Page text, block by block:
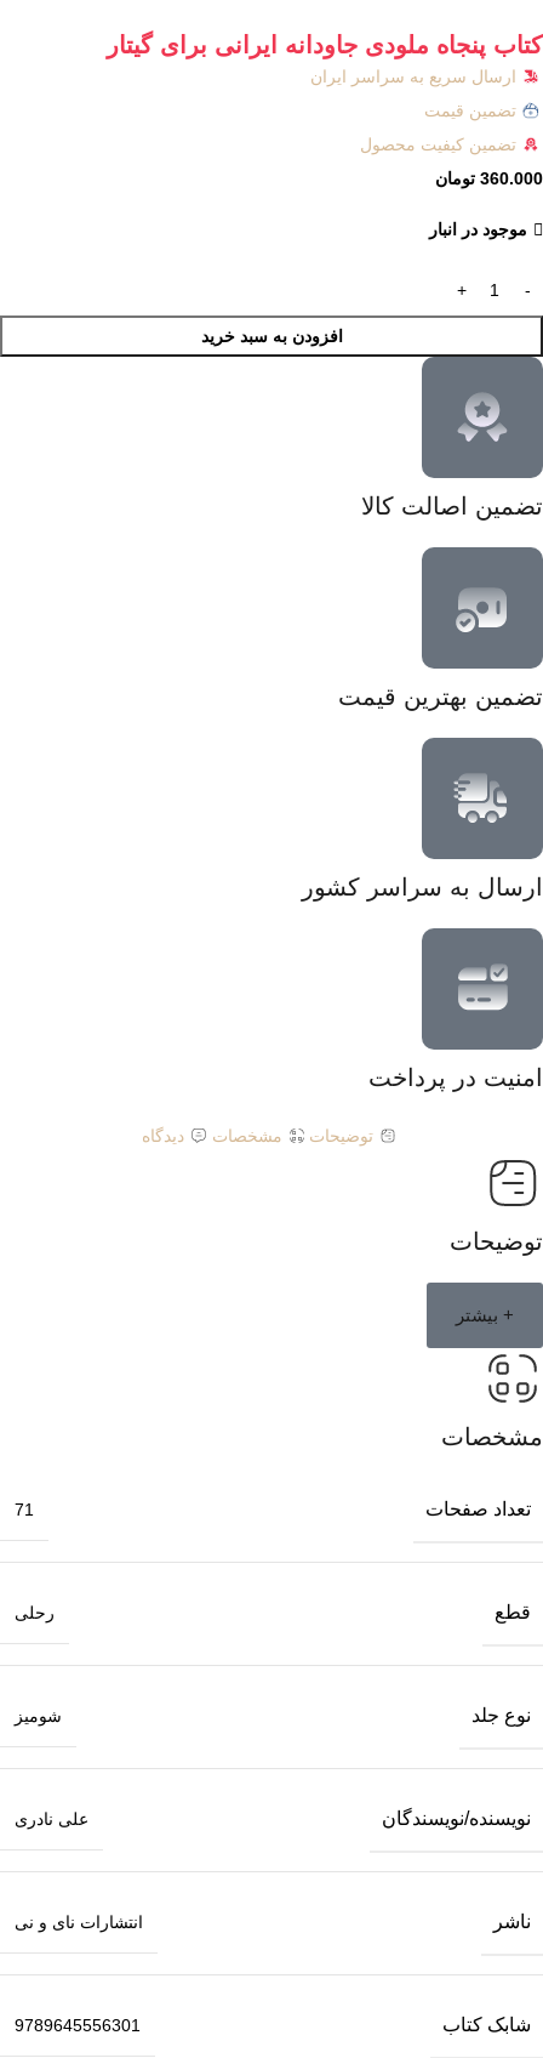
کتاب پنجاه ملودی جاودانه ایرانی برای گیتار
ارسال سریع به سراسر ایران
تضمین قیمت
تضمین کیفیت محصول
360.000 تومان
موجود در انبار
افزودن به سبد خرید
تضمین اصالت کالا
تضمین بهترین قیمت
ارسال به سراسر کشور
امنیت در پرداخت
توضیحات مشخصات دیدگاه
توضیحات
+ بیشتر
مشخصات
تعداد صفحات 71
قطع رحلی
نوع جلد شومیز
نویسنده/نویسندگان علی نادری
ناشر انتشارات نای و نی
شابک کتاب 9789645556301